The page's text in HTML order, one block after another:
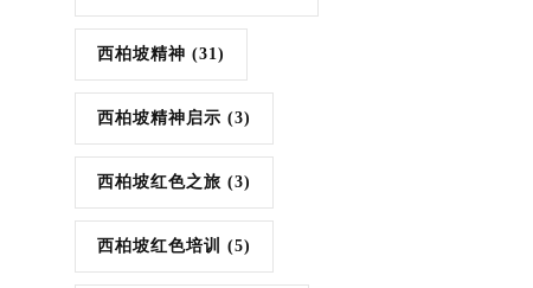
西柏坡精神 (31)
西柏坡精神启示 (3)
西柏坡红色之旅 (3)
西柏坡红色培训 (5)